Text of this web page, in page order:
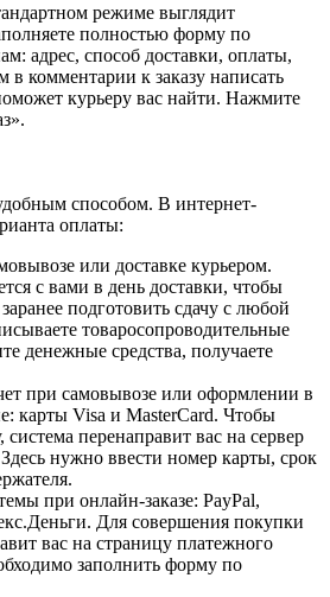
режиме выглядит
полностью форму по
адрес, способ доставки, оплаты,
в комментарии к заказу написать
курьеру вас найти. Нажмите
способом. В интернет-
оплаты:
или доставке курьером.
с вами в день доставки, чтобы
подготовить сдачу с любой
товаросопроводительные
денежные средства, получаете
при самовывозе или оформлении в
карты Visa и MasterCard. Чтобы
система перенаправит вас на сервер
нужно ввести номер карты, срок
при онлайн-заказе: PayPal,
Для совершения покупки
вас на страницу платежного
заполнить форму по